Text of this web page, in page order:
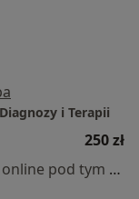
i Terapii
250 zł
Specjalista nie oferuje umawiania online pod tym adresem.